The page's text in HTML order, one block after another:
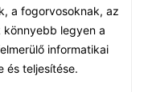
a fogorvosoknak, az
könnyebb legyen a
informatikai
és teljesítése.